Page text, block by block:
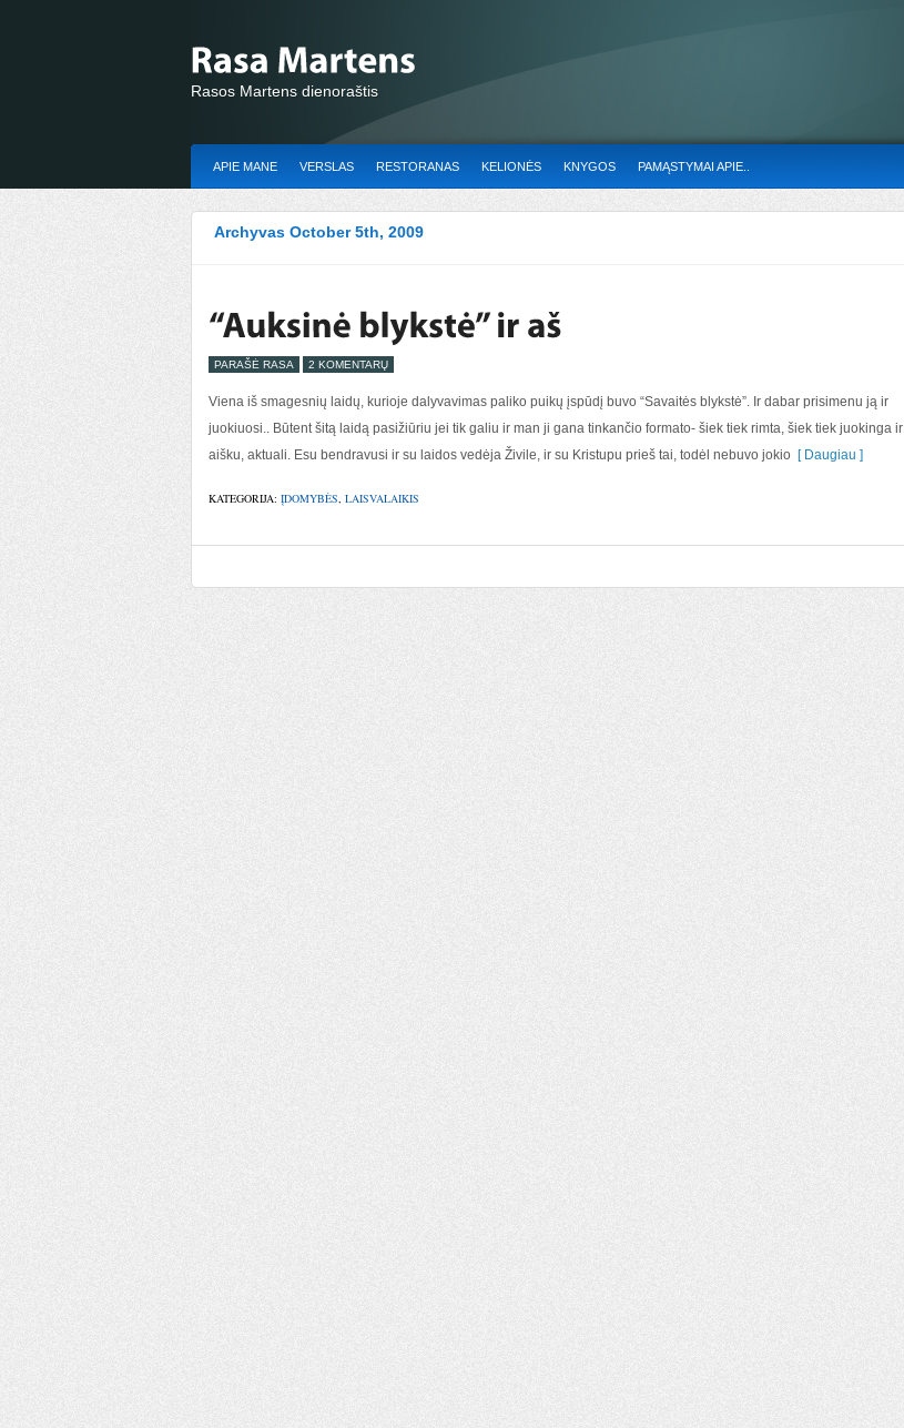
Rasos Martens dienoraštis
APIE MANE VERSLAS RESTORANAS KELIONĖS KNYGOS PAMĄSTYMAI APIE..
Archyvas October 5th, 2009
PARAŠĖ RASA 2 KOMENTARŲ
Viena iš smagesnių laidų, kurioje dalyvavimas paliko puikų įspūdį buvo “Savaitės blykstė”. Ir dabar prisimenu ją ir
juokiuosi.. Būtent šitą laidą pasižiūriu jei tik galiu ir man ji gana tinkančio formato- šiek tiek rimta, šiek tiek juokinga ir
aišku, aktuali. Esu bendravusi ir su laidos vedėja Živile, ir su Kristupu prieš tai, todėl nebuvo jokio [ Daugiau ]
KATEGORIJA: ĮDOMYBĖS, LAISVALAIKIS